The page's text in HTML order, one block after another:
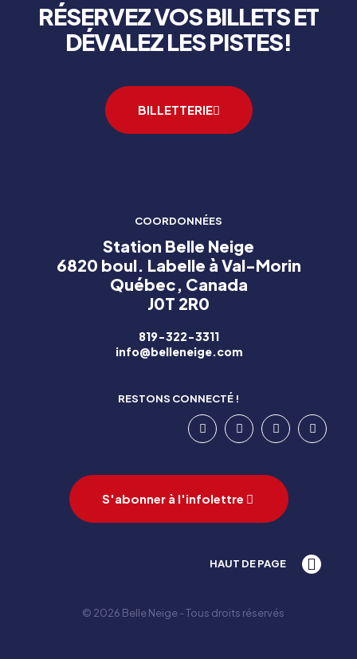
RÉSERVEZ VOS BILLETS ET
DÉVALEZ LES PISTES!
BILLETTERIE
COORDONNÉES
Station Belle Neige
6820 boul. Labelle à Val-Morin
Québec, Canada
J0T 2R0
819-322-3311
info@belleneige.com
RESTONS CONNECTÉ !
S'abonner à l'infolettre
HAUT DE PAGE
© 2026 Belle Neige - Tous droits réservés